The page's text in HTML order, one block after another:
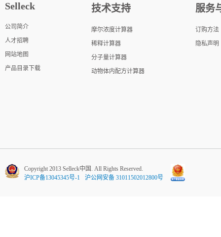
Selleck
公司简介
人才招聘
网站地图
产品目录下载
技术支持
摩尔浓度计算器
稀释计算器
分子量计算器
动物体内配方计算器
服务
订购方法
隐私声明
Copyright 2013 Selleck中国. All Rights Reserved.
沪ICP备13045345号-1
沪公网安备 31011502012800号